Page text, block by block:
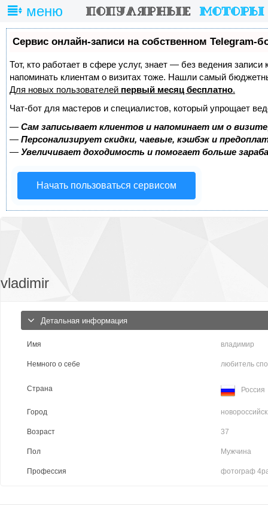
меню
Сервис онлайн-записи на собственном Telegram-
Тот, кто работает в сфере услуг, знает — без ведения
напоминать клиентам о визитах тоже. Нашли самый
Для новых пользователей первый месяц бесплатно.
Чат-бот для мастеров и специалистов, который упрощает
— Сам записывает клиентов и напоминает им о
— Персонализирует скидки, чаевые, кэшбэк и
— Увеличивает доходимость и помогает больше
Начать пользоваться сервисом
vladimir
Детальная информация
Имя владимир
Немного о себе любитель
Страна Россия
Город новороссийск
Возраст 37
Пол Мужчина
Профессия фотограф